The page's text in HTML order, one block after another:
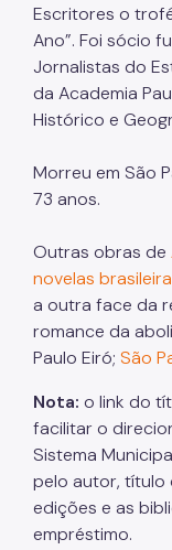
Escritores o
Ano”. Foi sócio
Jornalistas do
da Academia
Histórico e
Morreu em São
73 anos.
Outras obras de
novelas
a outra face da
romance da
Paulo Eiró; São
Nota: o link do
facilitar o
Sistema
pelo autor, título
edições e as
empréstimo.